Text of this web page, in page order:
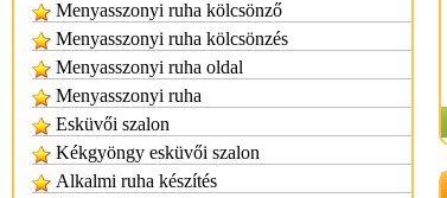
Menyasszonyi ruha kölcsönző
Menyasszonyi ruha kölcsönzés
Menyasszonyi ruha oldal
Menyasszonyi ruha
Esküvői szalon
Kékgyöngy esküvői szalon
Alkalmi ruha készítés